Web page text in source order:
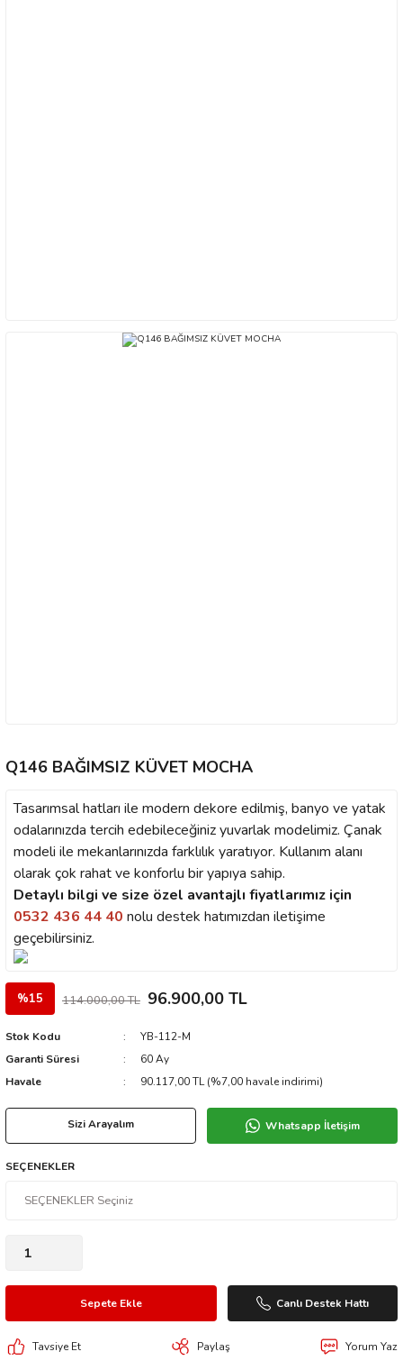
Q146 BAĞIMSIZ KÜVET MOCHA
Tasarımsal hatları ile modern dekore edilmiş, banyo ve yatak
odalarınızda tercih edebileceğiniz yuvarlak modelimiz. Çanak
modeli ile mekanlarınızda farklılık yaratıyor. Kullanım alanı
olarak çok rahat ve konforlu bir yapıya sahip.
Detaylı bilgi ve size özel avantajlı fiyatlarımız için
0532 436 44 40 nolu destek hatımızdan iletişime
geçebilirsiniz.
%15 114.000,00 TL 96.900,00 TL
Stok Kodu
YB-112-M
Garanti Süresi
60 Ay
Havale
90.117,00 TL (%7,00 havale indirimi)
Sizi Arayalım Whatsapp İletişim
SEÇENEKLER
Sepete Ekle Canlı Destek Hattı
Tavsiye Et Paylaş Yorum Yaz